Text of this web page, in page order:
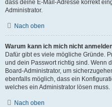
dass deine E-Mail-Adresse korrekt
Administrator.
Nach oben
Warum kann ich mich nicht
Dafür gibt es viele mögliche Gründe.
und dein Passwort richtig sind. Wenn
Board-Administrator, um
ebenfalls möglich, dass ein
welches ein Administrator lösen muss.
Nach oben